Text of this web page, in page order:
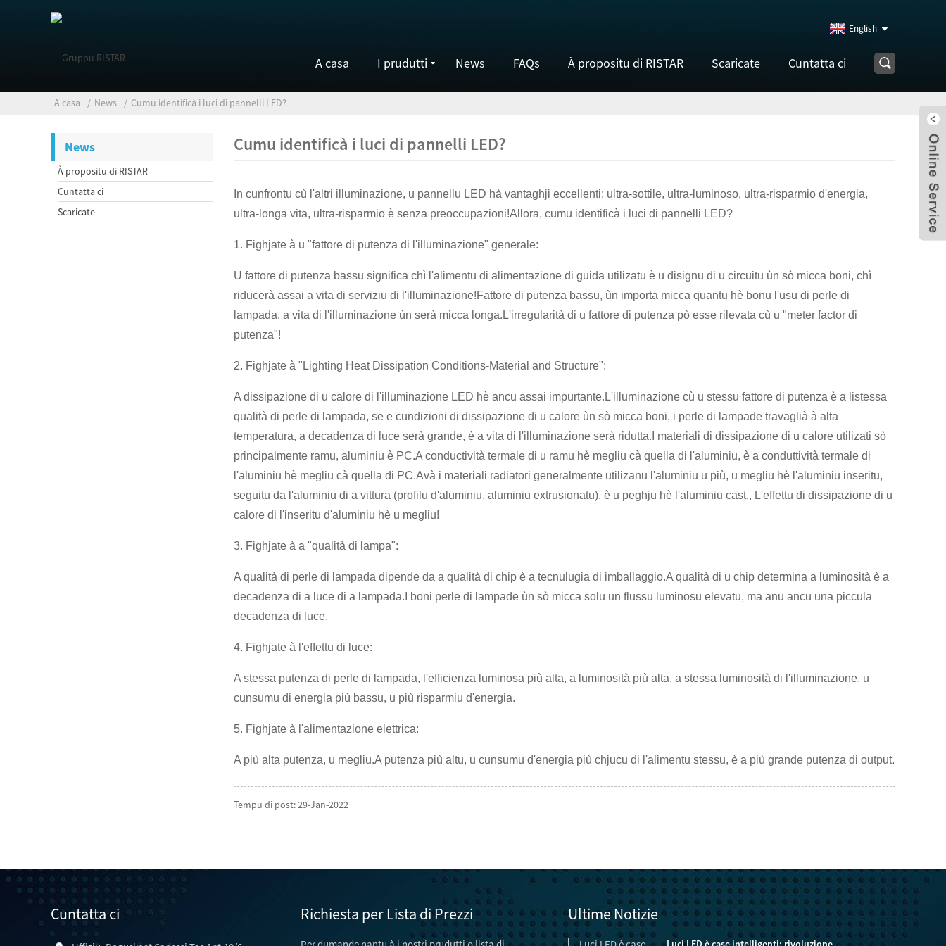
English
A casa I prudutti News FAQs À propositu di RISTAR Scaricate Cuntatta ci
A casa News Cumu identificà i luci di pannelli LED?
News
À propositu di RISTAR
Cuntatta ci
Scaricate
Cumu identificà i luci di pannelli LED?
In cunfrontu cù l'altri illuminazione, u pannellu LED hà vantaghji eccellenti: ultra-sottile, ultra-luminoso, ultra-risparmio d'energia,
ultra-longa vita, ultra-risparmio è senza preoccupazioni!Allora, cumu identificà i luci di pannelli LED?
1. Fighjate à u "fattore di putenza di l'illuminazione" generale:
U fattore di putenza bassu significa chì l'alimentu di alimentazione di guida utilizatu è u disignu di u circuitu ùn sò micca boni, chì
riducerà assai a vita di serviziu di l'illuminazione!Fattore di putenza bassu, ùn importa micca quantu hè bonu l'usu di perle di
lampada, a vita di l'illuminazione ùn serà micca longa.L'irregularità di u fattore di putenza pò esse rilevata cù u "meter factor di
putenza"!
2. Fighjate à "Lighting Heat Dissipation Conditions-Material and Structure":
A dissipazione di u calore di l'illuminazione LED hè ancu assai impurtante.L'illuminazione cù u stessu fattore di putenza è a listessa
qualità di perle di lampada, se e cundizioni di dissipazione di u calore ùn sò micca boni, i perle di lampade travaglià à alta
temperatura, a decadenza di luce serà grande, è a vita di l'illuminazione serà ridutta.I materiali di dissipazione di u calore utilizati sò
principalmente ramu, aluminiu è PC.A conductività termale di u ramu hè megliu cà quella di l'aluminiu, è a conduttività termale di
l'aluminiu hè megliu cà quella di PC.Avà i materiali radiatori generalmente utilizanu l'aluminiu u più, u megliu hè l'aluminiu inseritu,
seguitu da l'aluminiu di a vittura (profilu d'aluminiu, aluminiu extrusionatu), è u peghju hè l'aluminiu cast., L'effettu di dissipazione di u
calore di l'inseritu d'aluminiu hè u megliu!
3. Fighjate à a "qualità di lampa":
A qualità di perle di lampada dipende da a qualità di chip è a tecnulugia di imballaggio.A qualità di u chip determina a luminosità è a
decadenza di a luce di a lampada.I boni perle di lampade ùn sò micca solu un flussu luminosu elevatu, ma anu ancu una piccula
decadenza di luce.
4. Fighjate à l'effettu di luce:
A stessa putenza di perle di lampada, l'efficienza luminosa più alta, a luminosità più alta, a stessa luminosità di l'illuminazione, u
cunsumu di energia più bassu, u più risparmiu d'energia.
5. Fighjate à l'alimentazione elettrica:
A più alta putenza, u megliu.A putenza più altu, u cunsumu d'energia più chjucu di l'alimentu stessu, è a più grande putenza di output.
Tempu di post: 29-Jan-2022
Cuntatta ci Richiesta per Lista di Prezzi Ultime Notizie